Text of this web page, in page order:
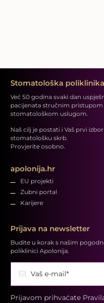
Stomatološka
Već 50 godina svaki dan
pacijenata stručnim
stomatološkom uslugom.
Naš cilj je postati i Vaš prvi
stomatološku skrb.
Provjerite osobno.
apolonija.hr
EU projekti
Zubni portal
Karijere
Prijava na newsletter
Budite u korak s našim
poliklinici Apolonija.
Vaš e-mail*
Prijavom prihvaćate